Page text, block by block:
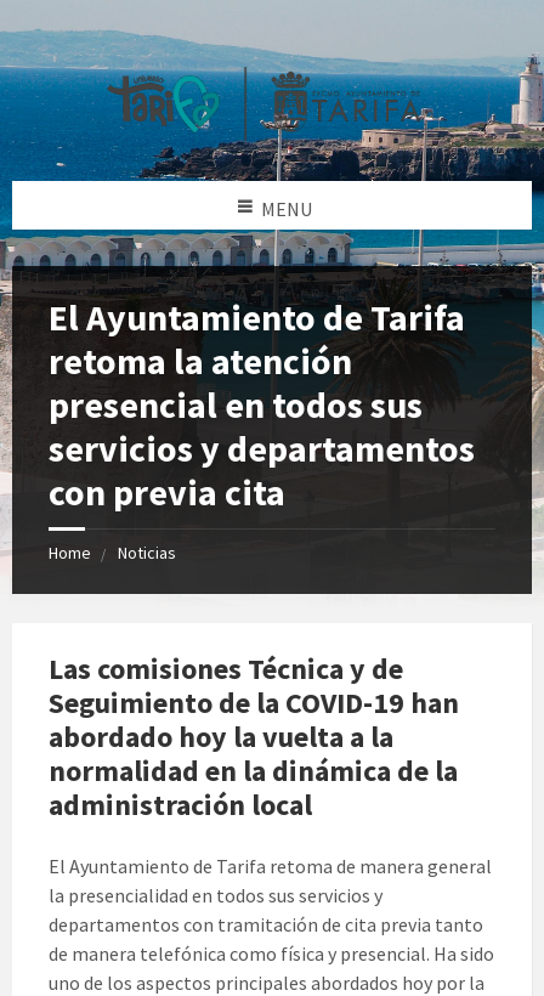
MENU
El Ayuntamiento de Tarifa
retoma la atención
presencial en todos sus
servicios y departamentos
con previa cita
Home Noticias
Las comisiones Técnica y de
Seguimiento de la COVID-19 han
abordado hoy la vuelta a la
normalidad en la dinámica de la
administración local
El Ayuntamiento de Tarifa retoma de manera general
la presencialidad en todos sus servicios y
departamentos con tramitación de cita previa tanto
de manera telefónica como física y presencial. Ha sido
uno de los aspectos principales abordados hoy por la